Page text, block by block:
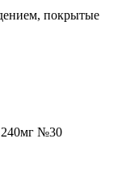
покрытые
№30